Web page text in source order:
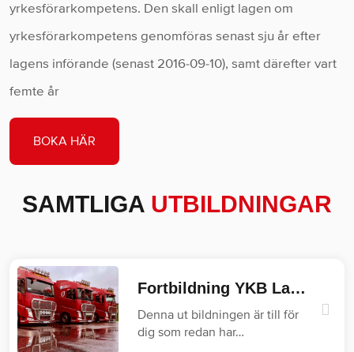
yrkesförarkompetens. Den skall enligt lagen om
yrkesförarkompetens genomföras senast sju år efter
lagens införande (senast 2016-09-10), samt därefter vart
femte år
BOKA HÄR
SAMTLIGA UTBILDNINGAR
Fortbildning YKB Lastbil
Denna ut bildningen är till för
dig som redan har…